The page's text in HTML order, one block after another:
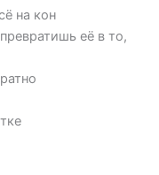
на кон
её в то,